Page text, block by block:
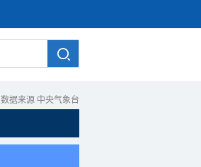
数据来源 中央气象台